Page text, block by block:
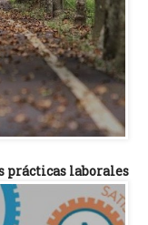
prácticas laborales